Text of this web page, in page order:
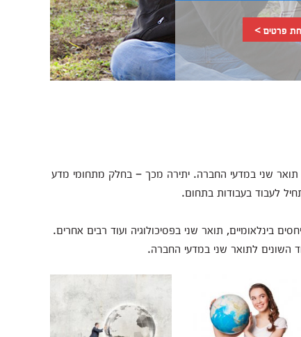
פרטים >
שני במדעי החברה. יתירה מכך – בחלק מתחומי מדע
לעבוד בעבודות בתחום.
תואר שני בפסיכולוגיה ועוד רבים אחרים.